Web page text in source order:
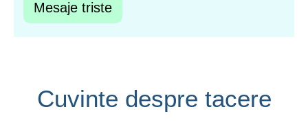
Mesaje triste
Cuvinte despre tacere